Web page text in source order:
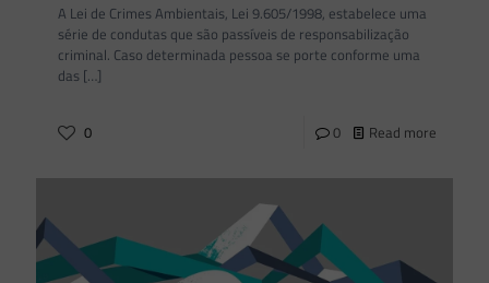
A Lei de Crimes Ambientais, Lei 9.605/1998, estabelece uma
série de condutas que são passíveis de responsabilização
criminal. Caso determinada pessoa se porte conforme uma
das […]
0 0 Read more